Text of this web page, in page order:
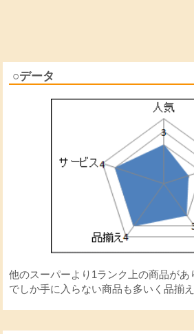
○データ
他のスーパーより1ランク上の商品があ
でしか手に入らない商品も多いく品揃